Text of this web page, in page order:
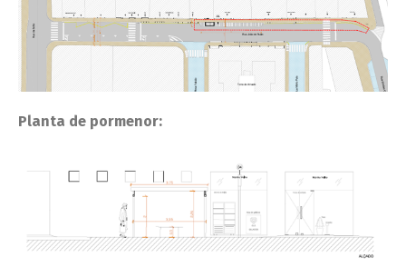
Planta de pormenor: